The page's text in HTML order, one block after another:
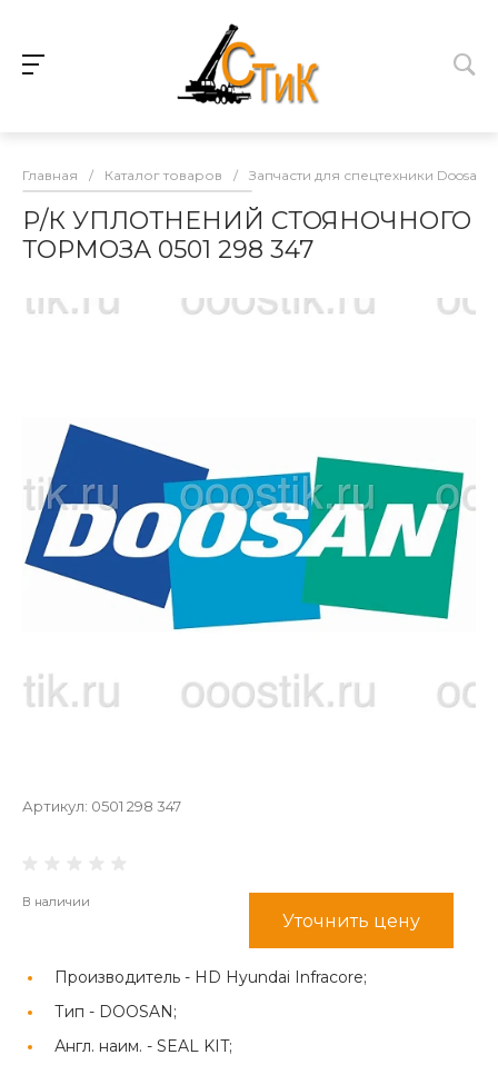
Главная / Каталог товаров / Запчасти для спецтехники Doosan
Р/К УПЛОТНЕНИЙ СТОЯНОЧНОГО
ТОРМОЗА 0501 298 347
Артикул: 0501 298 347
В наличии
Уточнить цену
Производитель - HD Hyundai Infracore;
Тип - DOOSAN;
Англ. наим. - SEAL KIT;